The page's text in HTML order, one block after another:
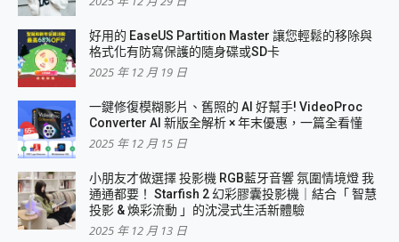
好用的 EaseUS Partition Master 讓您輕鬆的移除與
格式化有防寫保護的隨身碟或SD卡
2025 年 12 月 19 日
一鍵修復模糊影片、舊照的 AI 好幫手! VideoProc
Converter AI 新版全解析 × 年末優惠，一篇全看懂
2025 年 12 月 15 日
小朋友才做選擇 投影機 RGB藍牙音響 氛圍情境燈 我
通通都要！ Starfish 2 幻彩膠囊投影機｜結合「 智慧
投影 & 煥彩流動 」的沈浸式生活新體驗
2025 年 12 月 13 日